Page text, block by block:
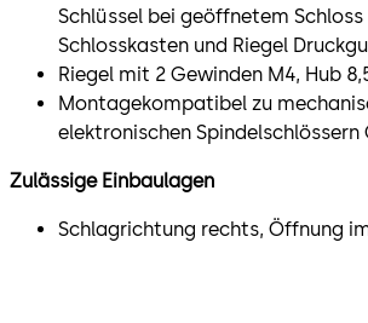
Schlüssel bei geöffnetem
Schlosskasten und Riegel
Riegel mit 2 Gewinden M4, Hub
Montagekompatibel zu
elektronischen
Zulässige Einbaulagen
Schlagrichtung rechts, Öffnung